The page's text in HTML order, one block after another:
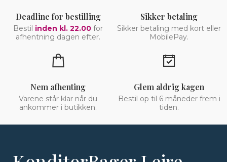
Deadline for bestilling
Bestil inden kl. 22.00 for
afhentning dagen efter.
Sikker betaling
Sikker betaling med kort eller
MobilePay.
Nem afhenting
Varene står klar når du
ankommer i butikken.
Glem aldrig kagen
Bestil op til 6 måneder frem i
tiden.